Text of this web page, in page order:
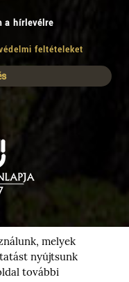
a hírlevélre
feltételeket
@ 2026
Make IT Online
melyek
nyújtsunk
további